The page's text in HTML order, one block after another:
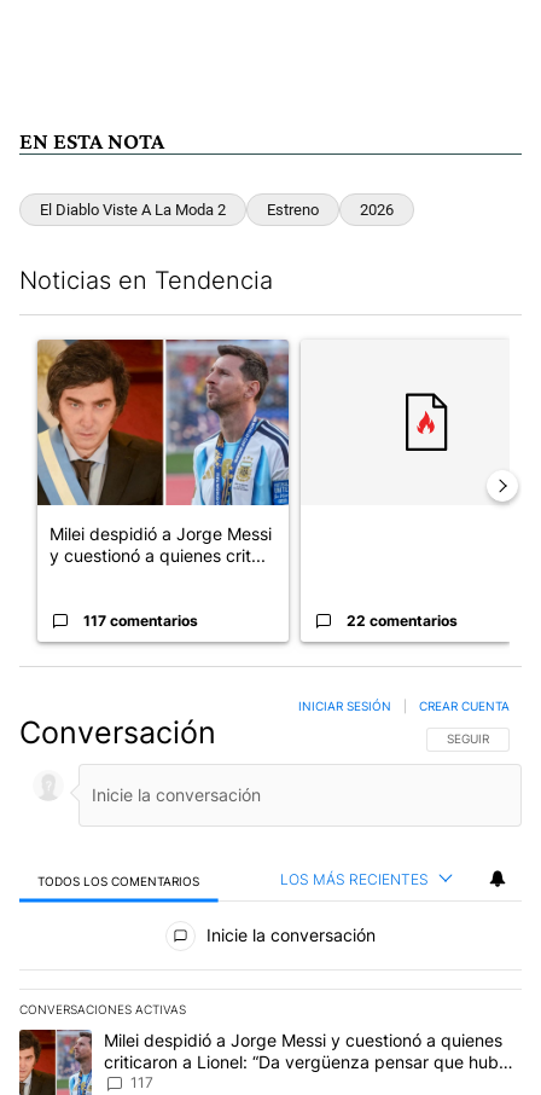
EN ESTA NOTA
El Diablo Viste A La Moda 2 Estreno 2026
Noticias en Tendencia
Un artículo de tendencia con el título "Milei despidió a Jorge
Milei despidió a Jorge Messi
y cuestionó a quienes crit...
117 comentarios 22 comentarios
Conversación SIGA ESTA
SEGUIR
INICIAR SESIÓN CREAR CUENTA
TODOS LOS COMENTARIOS LOS MÁS RECIENTES
Todos los comentarios
Inicie la conversación
CONVERSACIONES ACTIVAS
Este listado muestra los artículos con más comentarios en los
Un artículo de tendencia con el título "Milei despidió a Jorge
Milei despidió a Jorge Messi y cuestionó a quienes
criticaron a Lionel: “Da vergüenza pensar que hubo
anti-Messi”
117